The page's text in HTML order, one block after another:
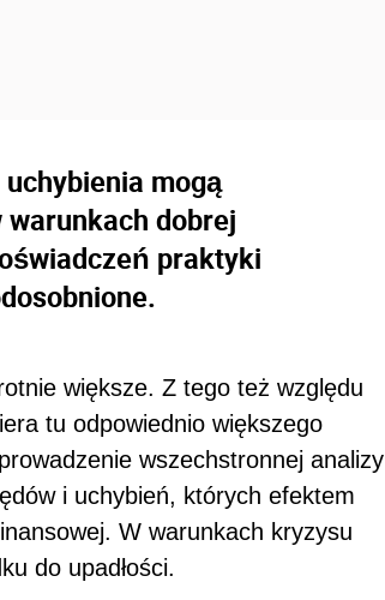
uchybienia mogą
dobrej
praktyki
większe. Z tego też względu
tu odpowiednio większego
wszechstronnej analizy
i uchybień, których efektem
W warunkach kryzysu
do upadłości.